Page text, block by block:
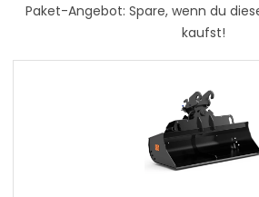
Paket-Angebot: Spare, wenn du
kaufst!